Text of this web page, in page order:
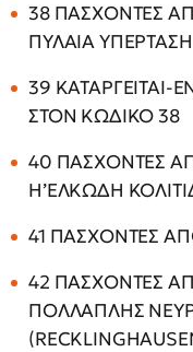
38 ΠΑΣΧΟΝΤΕΣ
ΠΥΛΑΙΑ ΥΠΕΡΤΑΣΗ
39
ΣΤΟΝ ΚΩΔΙΚΟ 38
40 ΠΑΣΧΟΝΤΕΣ
Η’ΕΛΚΩΔΗ
41 ΠΑΣΧΟΝΤΕΣ
42 ΠΑΣΧΟΝΤΕΣ
ΠΟΛΛΑΠΛΗΣ